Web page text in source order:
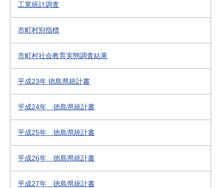
工業統計調査
市町村別指標
市町村社会教育実態調査結果
平成23年 徳島県統計書
平成24年 徳島県統計書
平成25年 徳島県統計書
平成26年 徳島県統計書
平成27年 徳島県統計書